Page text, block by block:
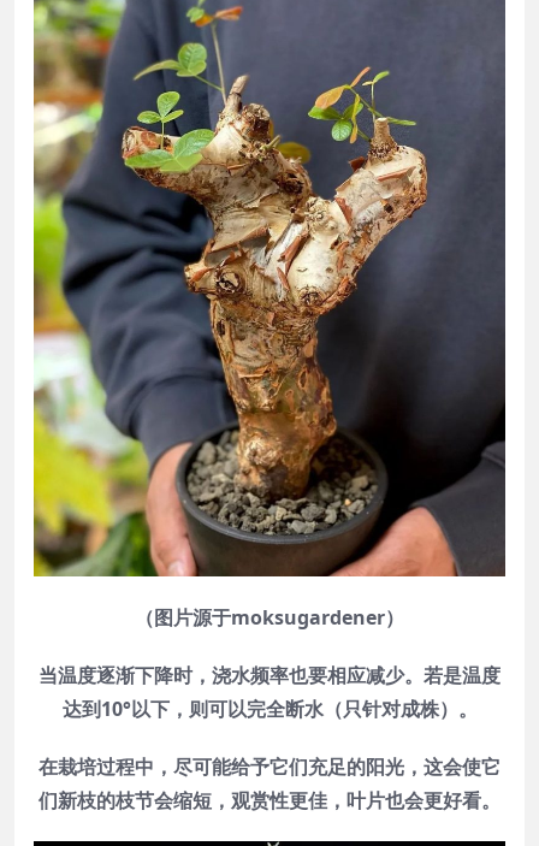
（图片源于moksugardener）
当温度逐渐下降时，浇水频率也要相应减少。若是温度
达到10°以下，则可以完全断水（只针对成株）。
在栽培过程中，尽可能给予它们充足的阳光，这会使它
们新枝的枝节会缩短，观赏性更佳，叶片也会更好看。